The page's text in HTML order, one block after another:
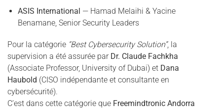
ASIS International — Hamad Melaihi & Yacine
Benamane, Senior Security Leaders
Pour la catégorie “Best Cybersecurity Solution”, la
supervision a été assurée par Dr. Claude Fachkha
(Associate Professor, University of Dubai) et Dana
Haubold (CISO indépendante et consultante en
cybersécurité).
C’est dans cette catégorie que Freemindtronic Andorra